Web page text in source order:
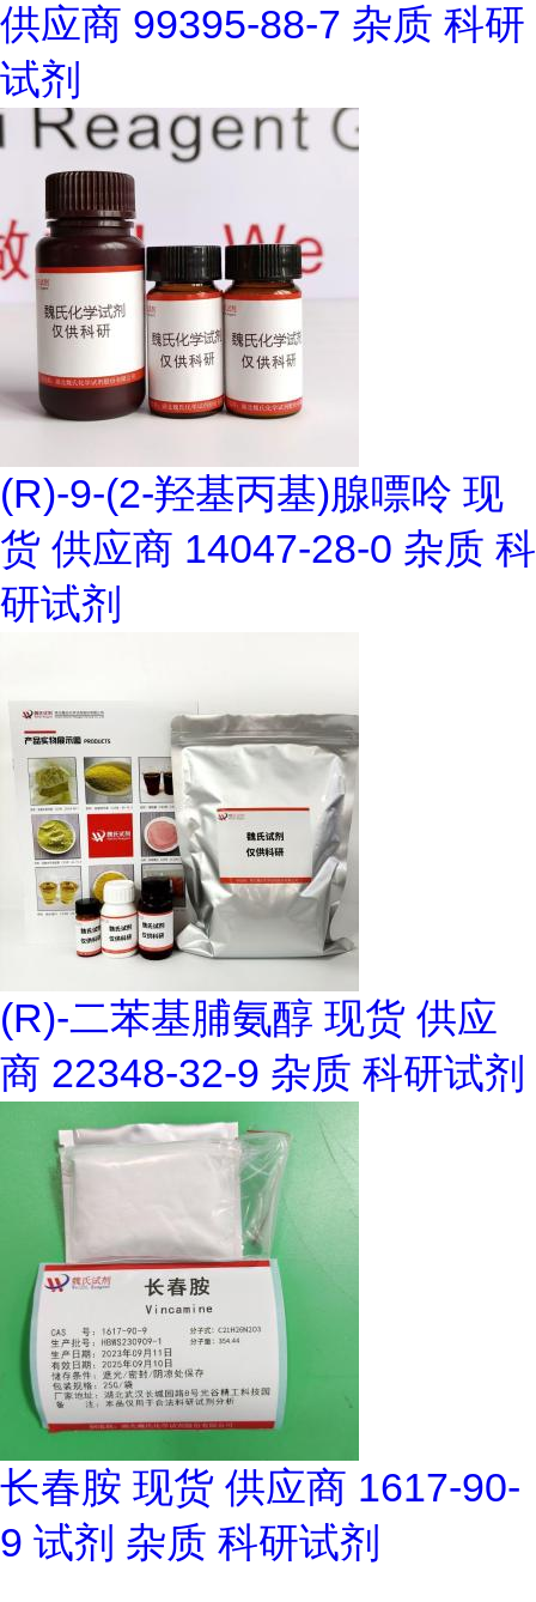
供应商 99395-88-7 杂质 科研
试剂
(R)-9-(2-羟基丙基)腺嘌呤 现
货 供应商 14047-28-0 杂质 科
研试剂
(R)-二苯基脯氨醇 现货 供应
商 22348-32-9 杂质 科研试剂
长春胺 现货 供应商 1617-90-
9 试剂 杂质 科研试剂